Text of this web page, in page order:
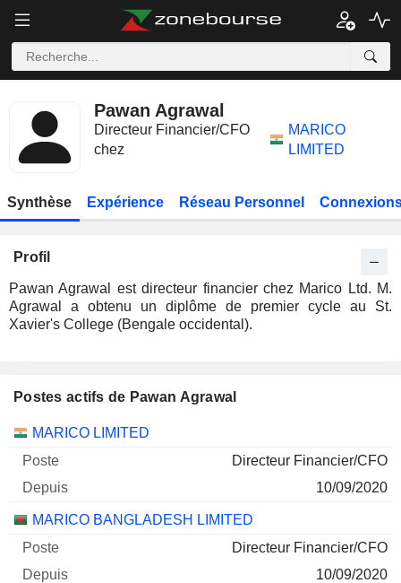
Pawan Agrawal
Directeur Financier/CFO
chez
MARICO
LIMITED
Synthèse Expérience Réseau Personnel
Profil
Pawan Agrawal est directeur financier chez Marico Ltd. M.
Agrawal a obtenu un diplôme de premier cycle au St.
Xavier's College (Bengale occidental).
Postes actifs de Pawan Agrawal
Sociétés Poste Début
MARICO LIMITED
Directeur Financier/CFO
10/09/2020
MARICO BANGLADESH LIMITED
Directeur Financier/CFO
10/09/2020